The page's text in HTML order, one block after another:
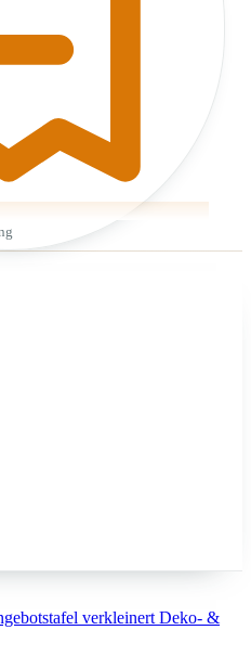
verkleinert Deko- &